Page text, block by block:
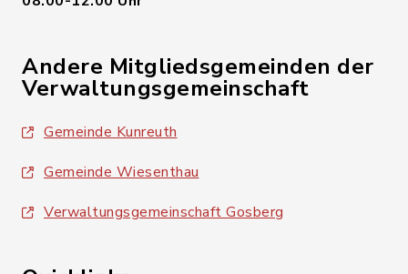
Andere Mitgliedsgemeinden der
Verwaltungsgemeinschaft
Gemeinde Kunreuth
Gemeinde Wiesenthau
Verwaltungsgemeinschaft Gosberg